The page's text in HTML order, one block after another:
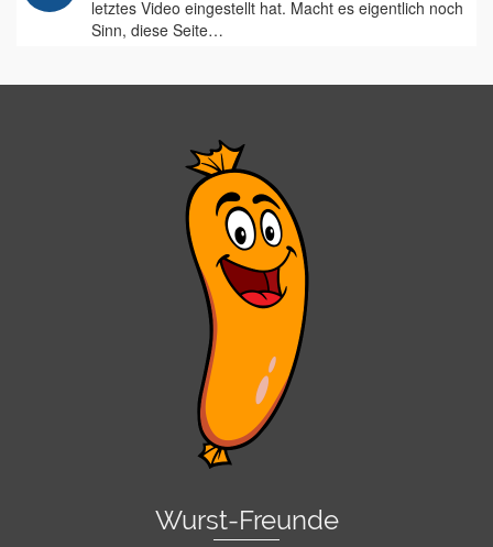
letztes Video eingestellt hat. Macht es eigentlich noch
Sinn, diese Seite…
Wurst-Freunde